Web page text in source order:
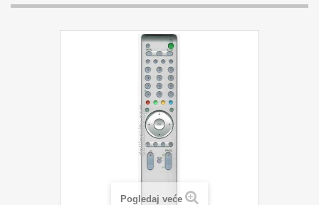
Pogledaj veće